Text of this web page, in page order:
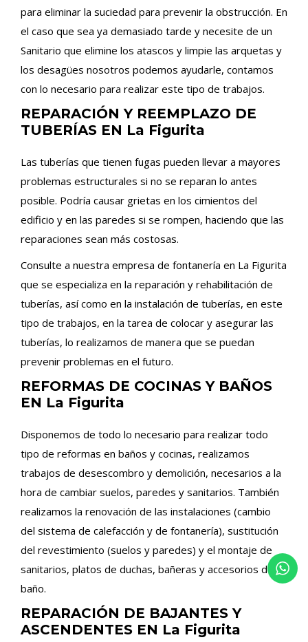
para eliminar la suciedad para prevenir la obstrucción. En
el caso que sea ya demasiado tarde y necesite de un
Sanitario que elimine los atascos y limpie las arquetas y
los desagües nosotros podemos ayudarle, contamos
con lo necesario para realizar este tipo de trabajos.
REPARACIÓN Y REEMPLAZO DE
TUBERÍAS EN La Figurita
Las tuberías que tienen fugas pueden llevar a mayores
problemas estructurales si no se reparan lo antes
posible. Podría causar grietas en los cimientos del
edificio y en las paredes si se rompen, haciendo que las
reparaciones sean más costosas.
Consulte a nuestra empresa de fontanería en La Figurita
que se especializa en la reparación y rehabilitación de
tuberías, así como en la instalación de tuberías, en este
tipo de trabajos, en la tarea de colocar y asegurar las
tuberías, lo realizamos de manera que se puedan
prevenir problemas en el futuro.
REFORMAS DE COCINAS Y BAÑOS
EN La Figurita
Disponemos de todo lo necesario para realizar todo
tipo de reformas en baños y cocinas, realizamos
trabajos de desescombro y demolición, necesarios a la
hora de cambiar suelos, paredes y sanitarios. También
realizamos la renovación de las instalaciones (cambio
del sistema de calefacción y de fontanería), sustitución
del revestimiento (suelos y paredes) y el montaje de
sanitarios, platos de duchas, bañeras y accesorios de
baño.
REPARACIÓN DE BAJANTES Y
ASCENDENTES EN La Figurita